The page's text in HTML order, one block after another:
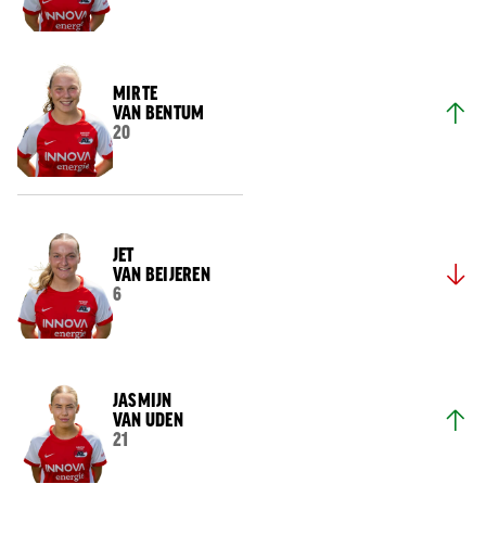
MIRTE
VAN BENTUM
20
JET
VAN BEIJEREN
6
JASMIJN
VAN UDEN
21